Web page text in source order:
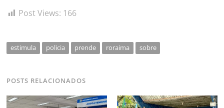
Post Views: 166
estimula policia prende roraima sobre
POSTS RELACIONADOS